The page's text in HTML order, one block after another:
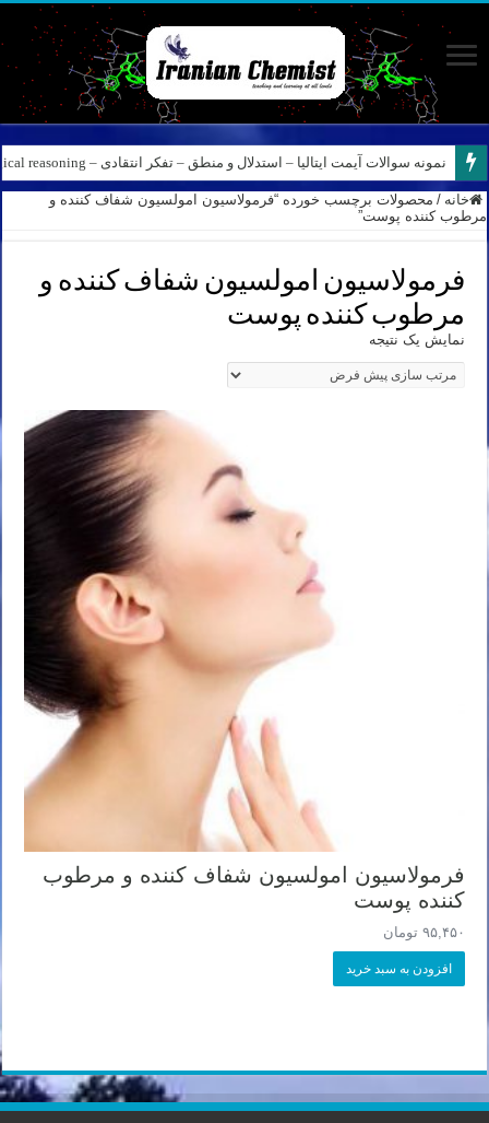
نمونه سوالات آیمت ایتالیا – استدلال و منطق – تفکر انتقادی – Logical reasoning – پارت ۸
خانه / محصولات برچسب خورده “فرمولاسیون امولسیون شفاف کننده و
مرطوب کننده پوست”
فرمولاسیون امولسیون شفاف کننده و
مرطوب کننده پوست
نمایش یک نتیجه
فرمولاسیون امولسیون شفاف کننده و مرطوب
کننده پوست
۹۵,۴۵۰ تومان
افزودن به سبد خرید